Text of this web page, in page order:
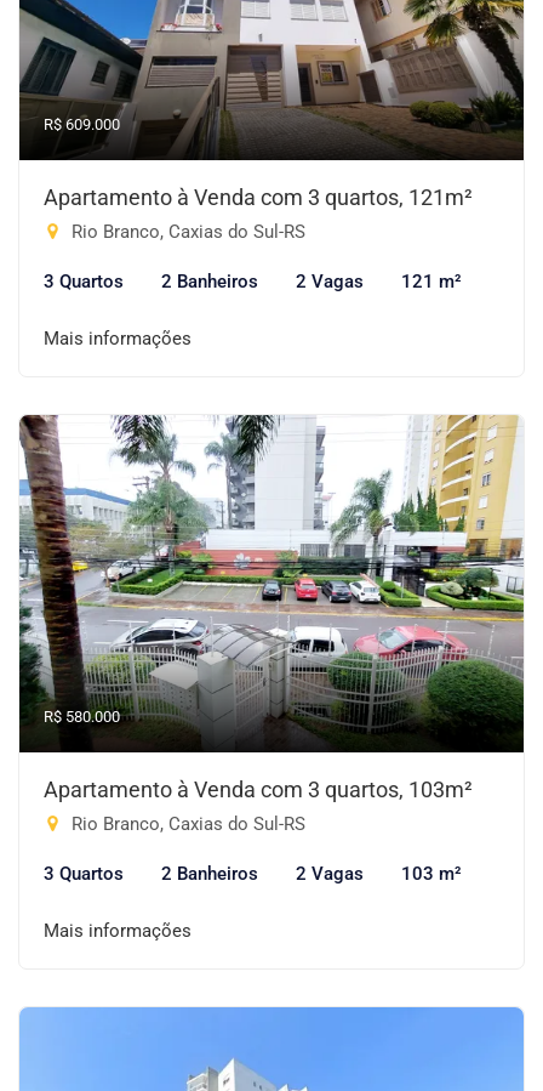
R$ 609.000
Apartamento à Venda com 3 quartos, 121m²
Rio Branco, Caxias do Sul-RS
3 Quartos 2 Banheiros 2 Vagas 121 m²
Mais informações
R$ 580.000
Apartamento à Venda com 3 quartos, 103m²
Rio Branco, Caxias do Sul-RS
3 Quartos 2 Banheiros 2 Vagas 103 m²
Mais informações